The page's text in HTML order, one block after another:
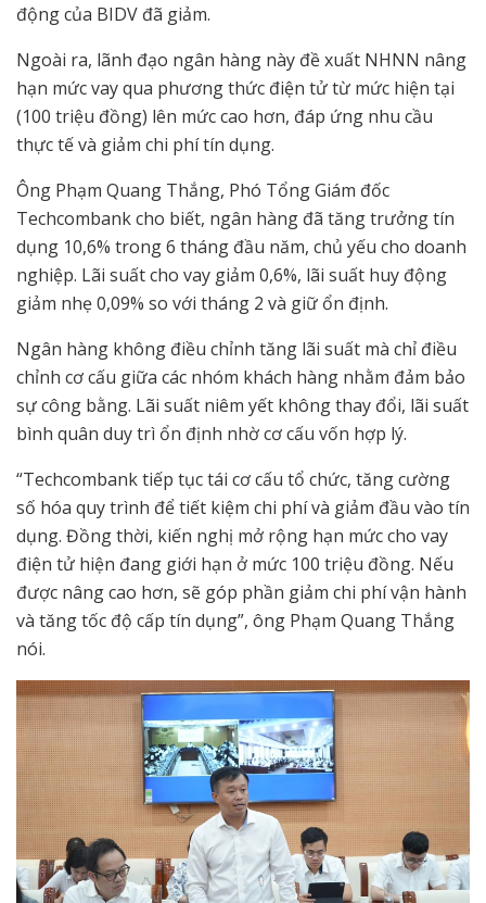
động của BIDV đã giảm.
Ngoài ra, lãnh đạo ngân hàng này đề xuất NHNN nâng
hạn mức vay qua phương thức điện tử từ mức hiện tại
(100 triệu đồng) lên mức cao hơn, đáp ứng nhu cầu
thực tế và giảm chi phí tín dụng.
Ông Phạm Quang Thắng, Phó Tổng Giám đốc
Techcombank cho biết, ngân hàng đã tăng trưởng tín
dụng 10,6% trong 6 tháng đầu năm, chủ yếu cho doanh
nghiệp. Lãi suất cho vay giảm 0,6%, lãi suất huy động
giảm nhẹ 0,09% so với tháng 2 và giữ ổn định.
Ngân hàng không điều chỉnh tăng lãi suất mà chỉ điều
chỉnh cơ cấu giữa các nhóm khách hàng nhằm đảm bảo
sự công bằng. Lãi suất niêm yết không thay đổi, lãi suất
bình quân duy trì ổn định nhờ cơ cấu vốn hợp lý.
“Techcombank tiếp tục tái cơ cấu tổ chức, tăng cường
số hóa quy trình để tiết kiệm chi phí và giảm đầu vào tín
dụng. Đồng thời, kiến nghị mở rộng hạn mức cho vay
điện tử hiện đang giới hạn ở mức 100 triệu đồng. Nếu
được nâng cao hơn, sẽ góp phần giảm chi phí vận hành
và tăng tốc độ cấp tín dụng”, ông Phạm Quang Thắng
nói.